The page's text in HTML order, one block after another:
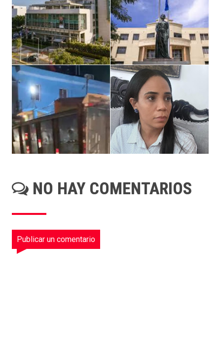
NO HAY COMENTARIOS
Publicar un comentario